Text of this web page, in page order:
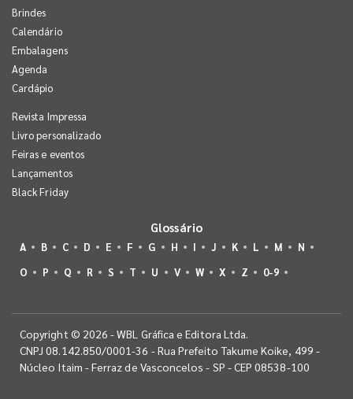
Brindes
Calendário
Embalagens
Agenda
Cardápio
Revista Impressa
Livro personalizado
Feiras e eventos
Lançamentos
Black Friday
Glossário
A B C D E F G H I J K L M
N
O
P Q R S T U V W X Z 0-9
Copyright © 2026 - WBL Gráfica e Editora Ltda.
CNPJ 08.142.850/0001-36 - Rua Prefeito Takume Koike, 499 -
Núcleo Itaim - Ferraz de Vasconcelos - SP - CEP 08538-100